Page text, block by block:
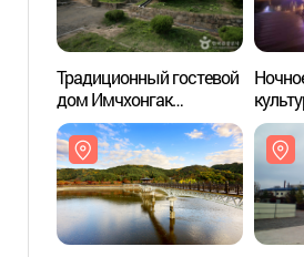
Традиционный гостевой
дом Имчхонгак
([명품고택]임청각)
(안동
"월영